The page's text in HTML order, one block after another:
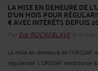
LA MISE EN DEMEURE DE
D'UN MOIS POUR
€ AVEC INTÉRÊTS DEPUIS
Par Eric ROCHEBLAVEle 11/06/
La mise en demeure de
régulariser. L'URSSAF rembourse